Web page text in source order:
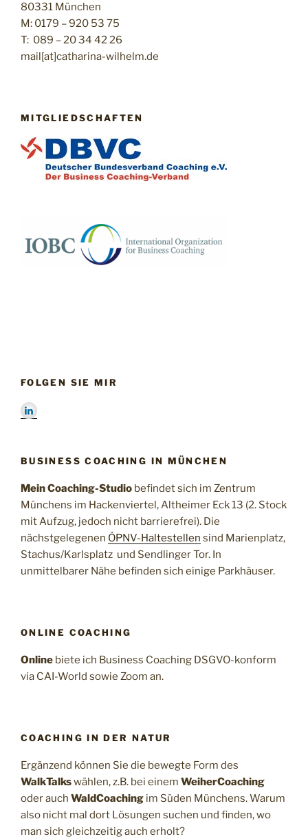
80331 München
M: 0179 – 920 53 75
T: 089 – 20 34 42 26
mail[at]catharina-wilhelm.de
MITGLIEDSCHAFTEN
FOLGEN SIE MIR
BUSINESS COACHING IN MÜNCHEN
Mein Coaching-Studio befindet sich im Zentrum
Münchens im Hackenviertel, Altheimer Eck 13 (2. Stock
mit Aufzug, jedoch nicht barrierefrei). Die
nächstgelegenen ÖPNV-Haltestellen sind Marienplatz,
Stachus/Karlsplatz und Sendlinger Tor. In
unmittelbarer Nähe befinden sich einige Parkhäuser.
ONLINE COACHING
Online biete ich Business Coaching DSGVO-konform
via CAI-World sowie Zoom an.
COACHING IN DER NATUR
Ergänzend können Sie die bewegte Form des
WalkTalkswählen, z.B. bei einem WeiherCoaching
oder auch WaldCoaching im Süden Münchens. Warum
also nicht mal dort Lösungen suchen und finden, wo
man sich gleichzeitig auch erholt?